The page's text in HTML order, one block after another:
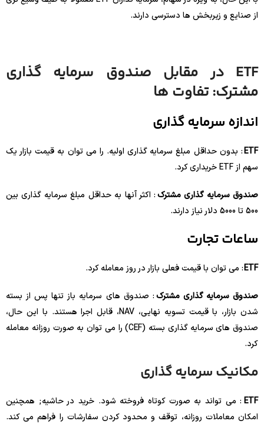
از صنایع و زیربخش ها دسترسی دارند.
ETF در مقابل صندوق سرمایه گذاری
مشترک: تفاوت ها
اندازه سرمایه گذاری
ETF: بدون حداقل مبلغ سرمایه گذاری اولیه. را می توان به قیمت بازار یک
سهم از ETF خریداری کرد.
صندوق سرمایه گذاری مشترک: اکثر آنها به حداقل مبلغ سرمایه گذاری بین
500 تا 5000 دلار نیاز دارند.
ساعات تجارت
ETF: می توان با قیمت فعلی بازار در روز معامله کرد.
صندوق سرمایه گذاری مشترک: صندوق های سرمایه باز تنها پس از بسته
شدن بازار، با قیمت تسویه نهایی، NAV، قابل اجرا هستند. با این حال،
صندوق های سرمایه گذاری بسته (CEF) را می توان به صورت روزانه معامله
کرد.
مکانیک سرمایه گذاری
ETF : می تواند به صورت کوتاه فروخته شود. خرید در حاشیه; همچنین
امکان معاملات روزانه، توقف و محدود کردن سفارشات را فراهم می کند.